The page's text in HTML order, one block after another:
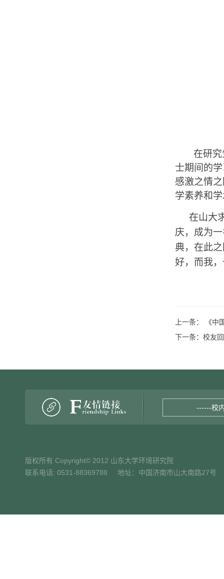
在研
士期间的
感激之情
学素养和
在山大
庆，成为
典，在此
好，而我
上一条：
《中
下一条： 校友
------校
版权所有 Copyright© 2012 山东大学环境研究院
联系电话: 0531-88369788 地址：中国济南市山大南路27号